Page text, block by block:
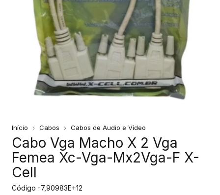
Início Cabos Cabos de Audio e Vídeo
Cabo Vga Macho X 2 Vga
Femea Xc-Vga-Mx2Vga-F X-
Cell
Código -7,90983E+12